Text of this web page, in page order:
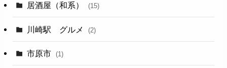
居酒屋（和系） (15)
川崎駅 グルメ (2)
市原市 (1)